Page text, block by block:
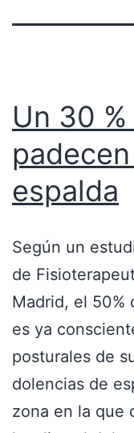
Un 30
espalda
Según un
de
Madrid, el 50%
es ya
posturales de
dolencias de
zona en la que